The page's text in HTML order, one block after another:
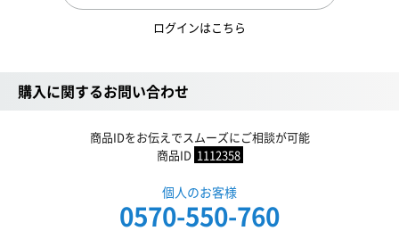
ログインはこちら
購入に関するお問い合わせ
商品IDをお伝えでスムーズにご相談が可能
商品ID 1112358
個人のお客様
0570-550-760